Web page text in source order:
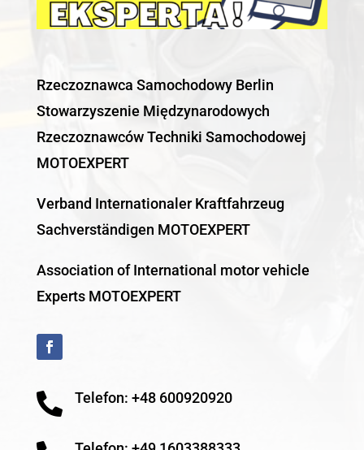
Rzeczoznawca Samochodowy Berlin
Stowarzyszenie Międzynarodowych
Rzeczoznawców Techniki Samochodowej
MOTOEXPERT
Verband Internationaler Kraftfahrzeug
Sachverständigen MOTOEXPERT
Association of International motor vehicle
Experts MOTOEXPERT
 Telefon: +48 600920920